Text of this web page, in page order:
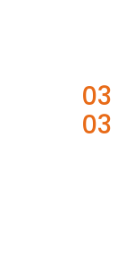
03
03